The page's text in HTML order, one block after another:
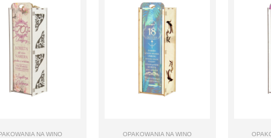
NA WINO OPAKOWANIA NA WINO